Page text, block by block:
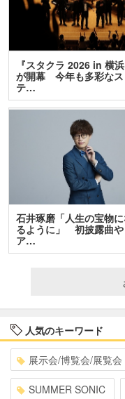
『スタクラ 2026 in 横浜
が開幕 今年も多彩なス
テ…
石井琢磨「人生の宝物
るように」 初披露曲や
ア…
人気のキーワード
展示会/博覧会/展覧会
SUMMER SONIC